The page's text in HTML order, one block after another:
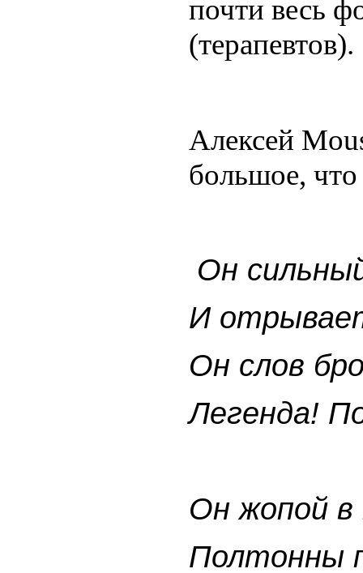
почти весь
(терапевтов).
Алексей
большое,
Он
И
Он слов
Легенда!
Он жопой в
Полтонны